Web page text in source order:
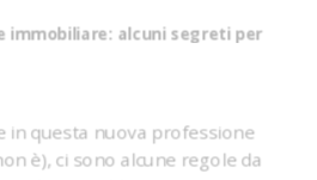
immobiliare: alcuni segreti per
in questa nuova professione
è), ci sono alcune regole da